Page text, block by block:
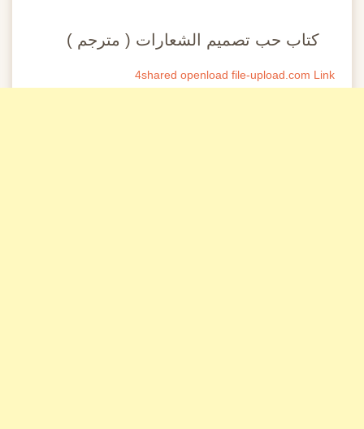
كتاب ‎حب تصميم الشعارات ( مترجم )
4shared openload file-upload.com Link